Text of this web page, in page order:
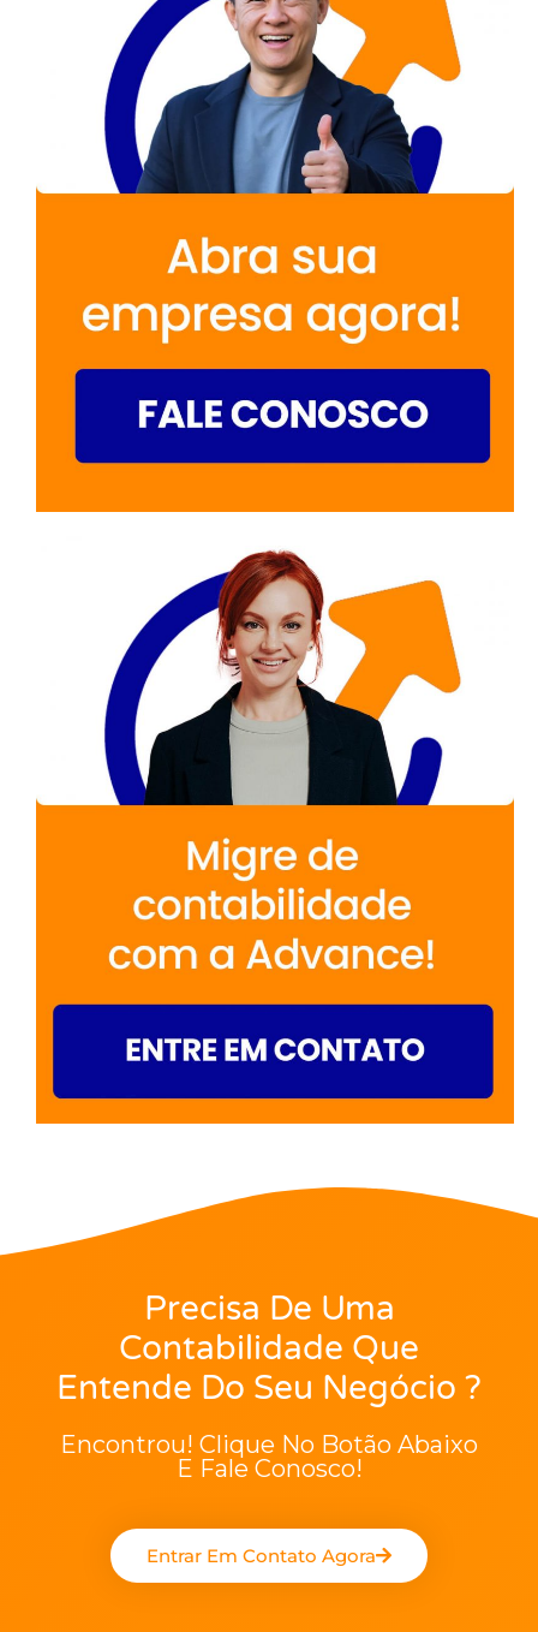
Precisa De Uma
Contabilidade Que
Entende Do Seu Negócio ?
Encontrou! Clique No Botão Abaixo
E Fale Conosco!
Entrar Em Contato Agora